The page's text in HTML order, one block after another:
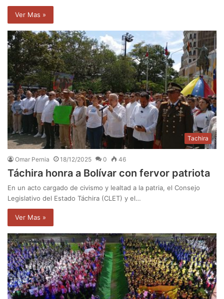
Ver Mas »
Tachira
Omar Pernia 18/12/2025 0 46
Táchira honra a Bolívar con fervor patriota
En un acto cargado de civismo y lealtad a la patria, el Consejo
Legislativo del Estado Táchira (CLET) y el…
Ver Mas »